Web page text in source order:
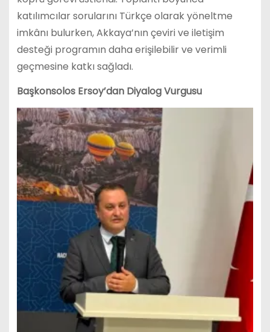
katılımcılar sorularını Türkçe olarak yöneltme
imkânı bulurken, Akkaya’nın çeviri ve iletişim
desteği programın daha erişilebilir ve verimli
geçmesine katkı sağladı.
Başkonsolos Ersoy’dan Diyalog Vurgusu